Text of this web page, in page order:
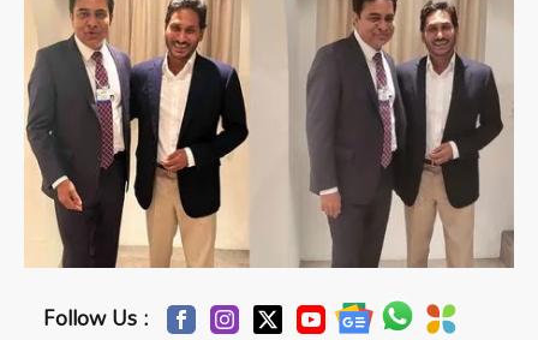
Follow Us :